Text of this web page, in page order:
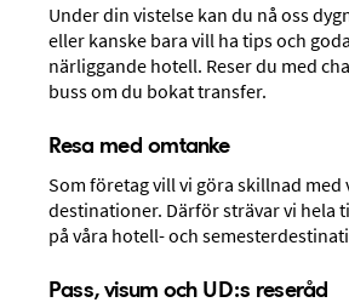
Resor till
Under din vistelse kan du nå oss
eller kanske bara vill ha tips och
närliggande hotell. Reser du med
buss om du bokat transfer.
Resa med omtanke
Som företag vill vi göra skillnad med
destinationer. Därför strävar vi hela
på våra hotell- och
Pass, visum och UD:s reseråd